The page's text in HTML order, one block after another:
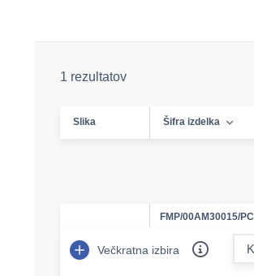
1 rezultatov
Slika Šifra izdelka
FMP/00AM30015/PC
Večkratna izbira